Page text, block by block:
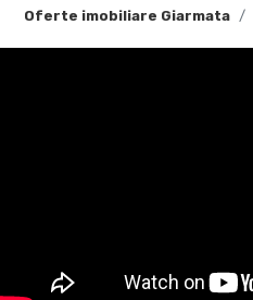
Oferte imobiliare Giarmata
Timișoarei